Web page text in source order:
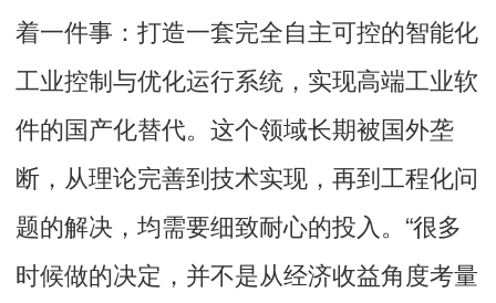
着一件事：打造一套完全自主可控的智能化
工业控制与优化运行系统，实现高端工业软
件的国产化替代。这个领域长期被国外垄
断，从理论完善到技术实现，再到工程化问
题的解决，均需要细致耐心的投入。“很多
时候做的决定，并不是从经济收益角度考量